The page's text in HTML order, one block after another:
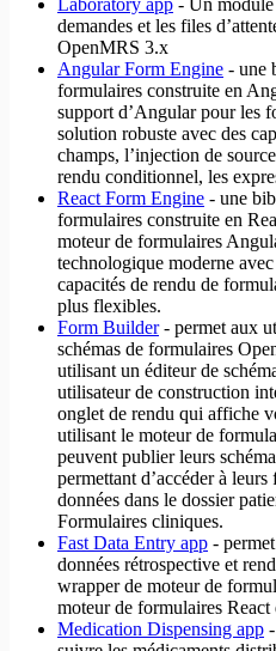
Laboratory app - Un
demandes et les files
OpenMRS 3.x
Angular Form Engine - une
formulaires construite en
support d’Angular pour les
solution robuste avec des
champs, l’injection de
rendu conditionnel, les
React Form Engine - une
formulaires construite en
moteur de formulaires
technologique moderne
capacités de rendu de
plus flexibles.
Form Builder- permet aux
schémas de formulaires
utilisant un éditeur de
utilisateur de construction
onglet de rendu qui affiche
utilisant le moteur de
peuvent publier leurs
permettant d’accéder à
données dans le dossier
Formulaires cliniques.
Fast Data Entry app -
données rétrospective et
wrapper de moteur de
moteur de formulaires React
Medication Dispensing app